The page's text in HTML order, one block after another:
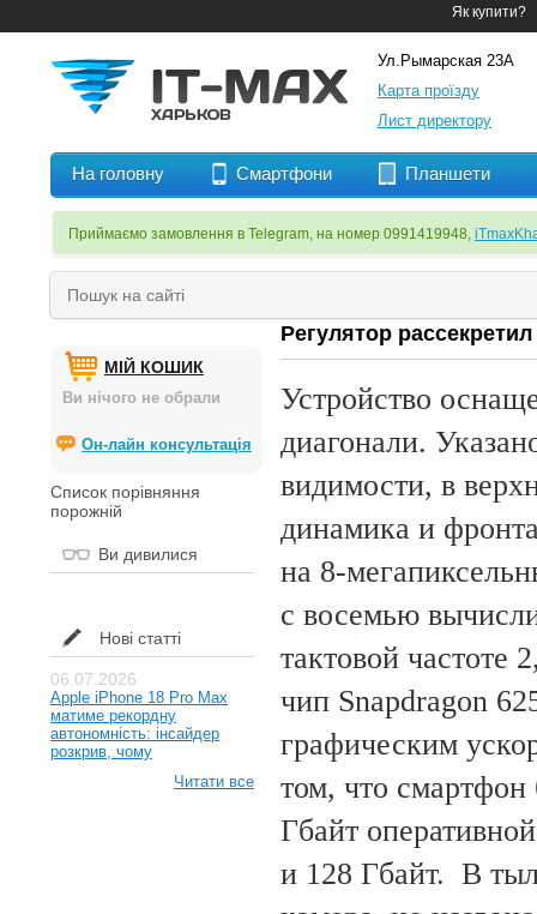
Як купити?
Ул.Рымарская 23А
Карта проїзду
Лист директору
На головну Смартфони Планшети
Приймаємо замовлення в Telegram, на номер 0991419948,
МІЙ КОШИК
Ви нічого не обрали
Он-лайн консультація
Список порівняння
порожній
Ви дивилися
Нові статті
06.07.2026
Apple iPhone 18 Pro Max
матиме рекордну
автономність: інсайдер
розкрив, чому
Читати все
Регулятор
Устройство
диагонали.
видимости, в
динамика и
на 8-
с восемью
тактовой частоте
чип Snapdragon
графическим
том, что смартфон
Гбайт
и 128 Гбайт. В